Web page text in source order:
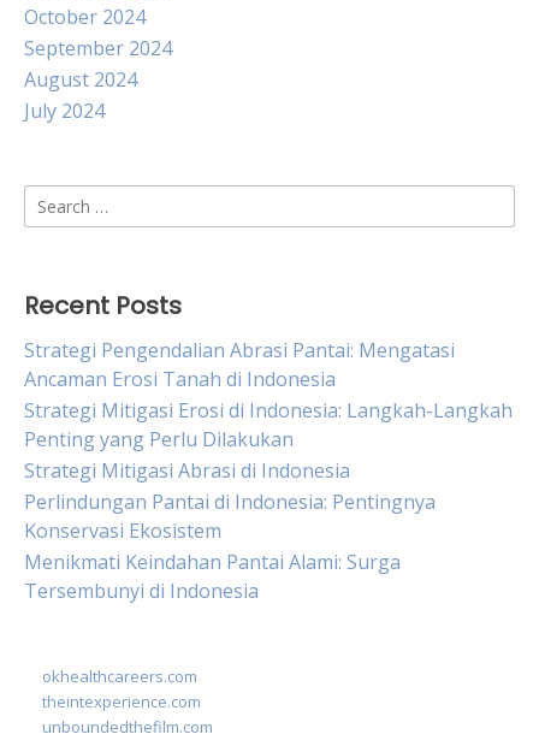
October 2024
September 2024
August 2024
July 2024
Search
for:
Recent Posts
Strategi Pengendalian Abrasi Pantai: Mengatasi
Ancaman Erosi Tanah di Indonesia
Strategi Mitigasi Erosi di Indonesia: Langkah-Langkah
Penting yang Perlu Dilakukan
Strategi Mitigasi Abrasi di Indonesia
Perlindungan Pantai di Indonesia: Pentingnya
Konservasi Ekosistem
Menikmati Keindahan Pantai Alami: Surga
Tersembunyi di Indonesia
okhealthcareers.com
theintexperience.com
unboundedthefilm.com